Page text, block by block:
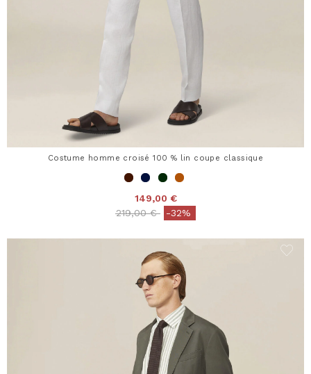
Costume homme croisé 100 % lin coupe classique
149,00 €
Price reduced from
219,00 €to-32%